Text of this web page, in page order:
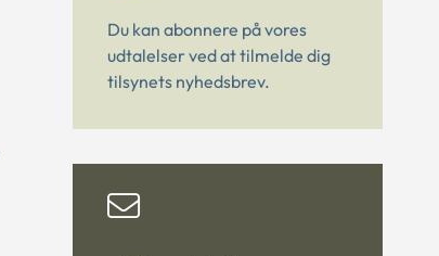
Du kan abonnere på vores
udtalelser ved at tilmelde dig
tilsynets nyhedsbrev.